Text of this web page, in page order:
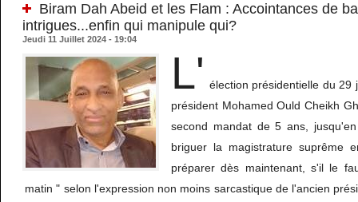
Biram Dah Abeid et les Flam : Accointances de
intrigues...enfin qui manipule qui?
Jeudi 11 Juillet 2024 - 19:04
L' élection présidentielle du 29
président Mohamed Ould Cheikh
second mandat de 5 ans,
briguer la magistrature suprême
préparer dès maintenant, s'il le
matin " selon l'expression non moins sarcastique de l'ancien